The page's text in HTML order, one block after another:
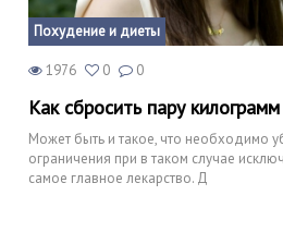
Похудение и диеты
1976 0 0
Как сбросить пару килограмм
Может быть и такое, что необходимо
ограничения при в таком случае
самое главное лекарство. Д